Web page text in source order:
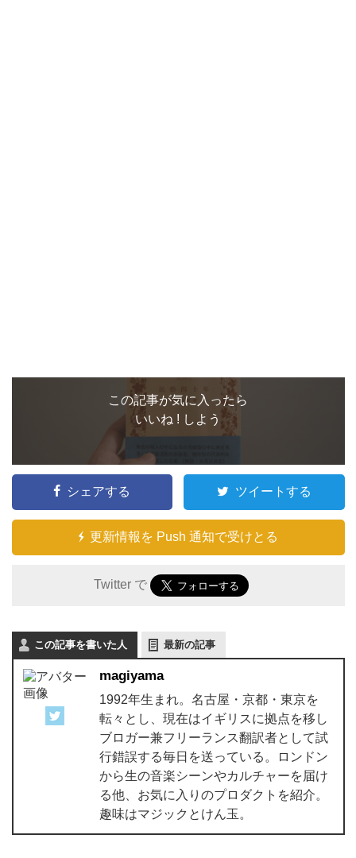
この記事が気に入ったら
いいね ! しよう
シェアする ツイートする
更新情報を Push 通知で受けとる
Twitter で
この記事を書いた人 最新の記事
magiyama
1992年生まれ。名古屋・京都・東京を
転々とし、現在はイギリスに拠点を移し
ブロガー兼フリーランス翻訳者として試
行錯誤する毎日を送っている。ロンドン
から生の音楽シーンやカルチャーを届け
る他、お気に入りのプロダクトを紹介。
趣味はマジックとけん玉。